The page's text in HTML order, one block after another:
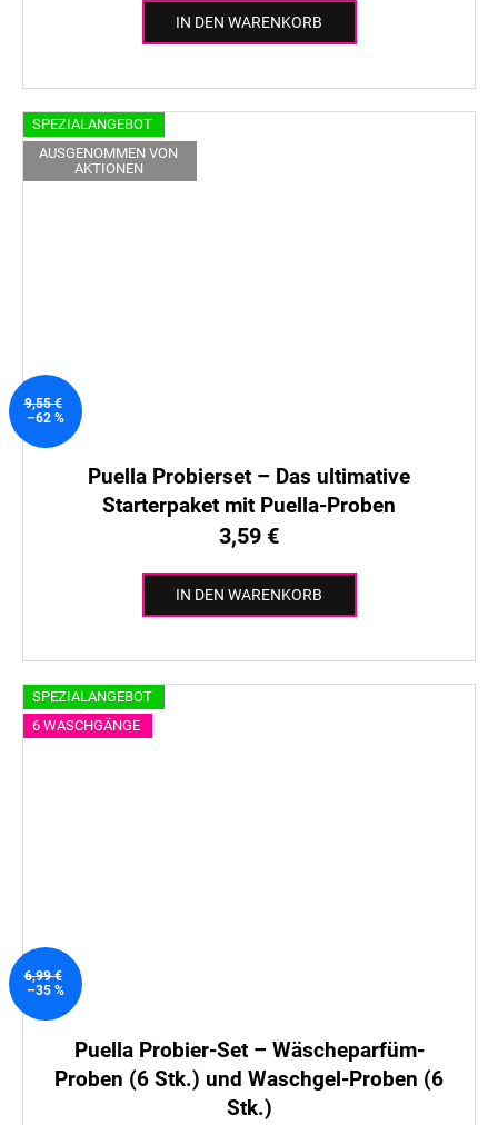
IN DEN WARENKORB
SPEZIALANGEBOT
AUSGENOMMEN VON
AKTIONEN
9,55 €
–62 %
Puella Probierset – Das ultimative
Starterpaket mit Puella-Proben
3,59 €
IN DEN WARENKORB
SPEZIALANGEBOT
6 WASCHGÄNGE
6,99 €
–35 %
Puella Probier-Set – Wäscheparfüm-
Proben (6 Stk.) und Waschgel-Proben (6
Stk.)